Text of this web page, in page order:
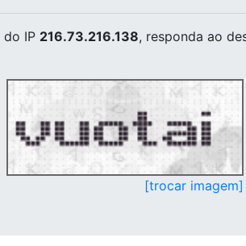
do IP 216.73.216.138, responda ao
[trocar imagem]